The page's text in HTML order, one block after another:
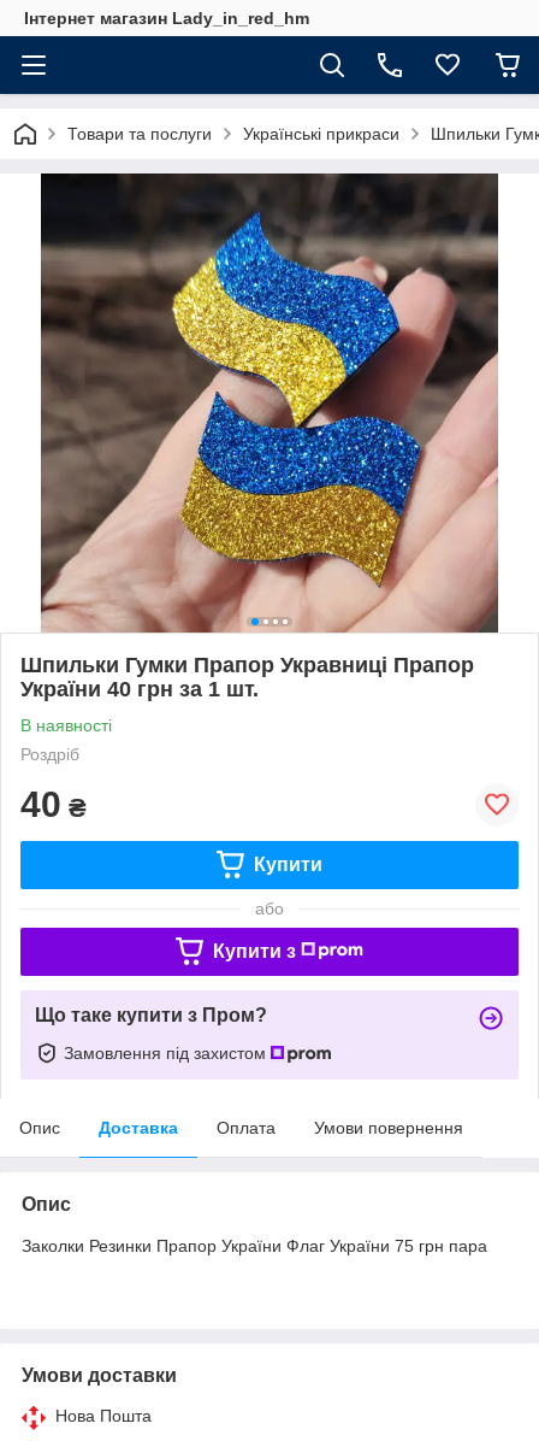
Інтернет магазин Lady_in_red_hm
Товари та послуги Українські прикраси Шпильки
Шпильки Гумки Прапор Укравниці Прапор
України 40 грн за 1 шт.
В наявності
Роздріб
40 ₴
Купити
або
Купити з
Що таке купити з Пром?
Замовлення під захистом
Опис Доставка Оплата Умови повернення
Опис
Заколки Резинки Прапор України Флаг України 75 грн пара
Умови доставки
Нова Пошта